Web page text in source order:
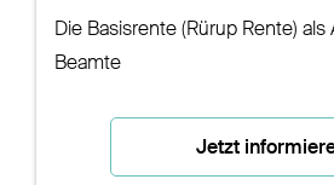
Die Basisrente (Rürup Rente)
Beamte
Jetzt